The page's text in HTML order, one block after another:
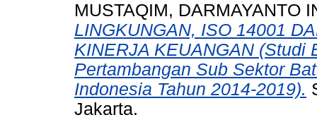
MUSTAQIM, DARMAYANTO
LINGKUNGAN, ISO 14001
KINERJA KEUANGAN (Studi
Pertambangan Sub Sektor
Indonesia Tahun 2014-2019).
Jakarta.